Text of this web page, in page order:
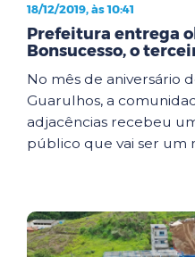
18/12/2019, às 10:41
Prefeitura entrega
Bonsucesso, o
No mês de aniversário
Guarulhos, a
adjacências recebeu
público que vai ser um